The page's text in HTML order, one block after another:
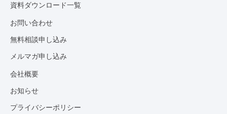
資料ダウンロード一覧
お問い合わせ
無料相談申し込み
メルマガ申し込み
会社概要
お知らせ
プライバシーポリシー